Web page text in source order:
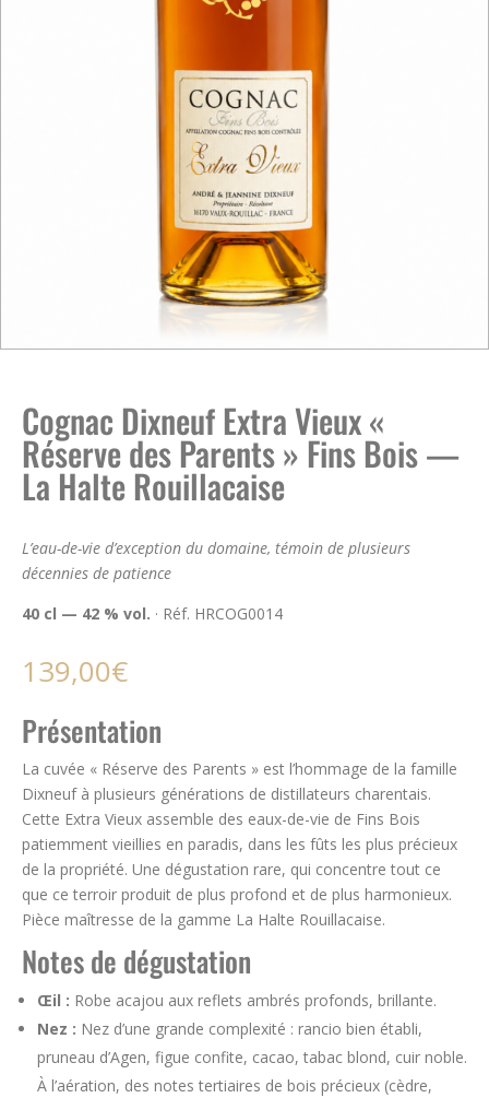
Cognac Dixneuf Extra Vieux «
Réserve des Parents » Fins Bois —
La Halte Rouillacaise
L’eau-de-vie d’exception du domaine, témoin de plusieurs
décennies de patience
40 cl — 42 % vol. · Réf. HRCOG0014
139,00€
Présentation
La cuvée « Réserve des Parents » est l’hommage de la famille
Dixneuf à plusieurs générations de distillateurs charentais.
Cette Extra Vieux assemble des eaux-de-vie de Fins Bois
patiemment vieillies en paradis, dans les fûts les plus précieux
de la propriété. Une dégustation rare, qui concentre tout ce
que ce terroir produit de plus profond et de plus harmonieux.
Pièce maîtresse de la gamme La Halte Rouillacaise.
Notes de dégustation
Œil : Robe acajou aux reflets ambrés profonds, brillante.
Nez : Nez d’une grande complexité : rancio bien établi,
pruneau d’Agen, figue confite, cacao, tabac blond, cuir noble.
À l’aération, des notes tertiaires de bois précieux (cèdre,